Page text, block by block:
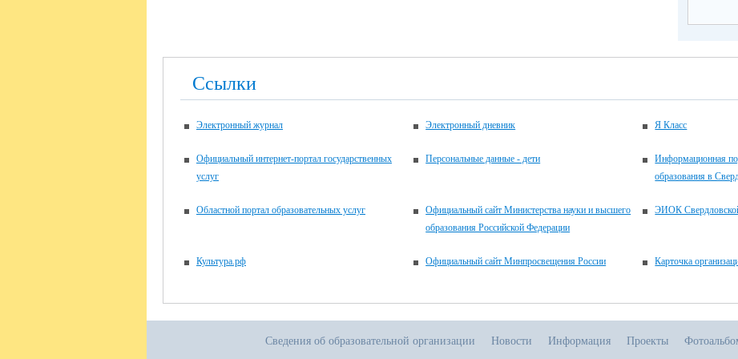
Ссылки
Электронный журнал Электронный дневник Я Класс
Официальный интернет-портал государственных
услуг
Персональные данные - дети
Информационная
образования в
Областной портал образовательных услуг
Официальный сайт Министерства науки и высшего
образования Российской Федерации
ЭИОК
Культура.рф Официальный сайт Минпросвещения России Карточка
Сведения об образовательной организации Новости Информация Проекты